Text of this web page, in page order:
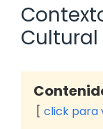
Cultural
click para